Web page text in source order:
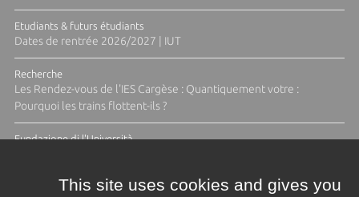
Etudiants & futurs étudiants
Dates de rentrée 2026/2027 | IUT
Recherche
Les Rendez-vous de l'IES Cargèse : Quantiquement votre :
Pourquoi les trains flottent-ils ?
Fundazione di l'Università
This site uses cookies and gives you